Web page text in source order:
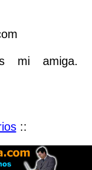
mi amiga.
::